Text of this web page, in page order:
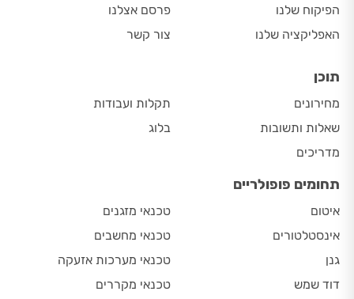
הפיקוח שלנו
האפליקציה שלנו
פרסם אצלנו
צור קשר
תוכן
מחירונים
שאלות ותשובות
מדריכים
תקלות ועבודות
בלוג
תחומים פופולריים
איטום
אינסטלטורים
גנן
דוד שמש
טכנאי מזגנים
טכנאי מחשבים
טכנאי מערכות אזעקה
טכנאי מקררים